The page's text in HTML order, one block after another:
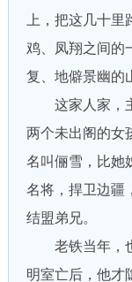
上，把这几十
鸡、凤翔之间的
复、地僻景幽的
这家人家，主
两个未出阁的女
名叫俪雪，比她
名将，捍卫边疆
结盟弟兄。
老铁当年，也
明室亡后，他才